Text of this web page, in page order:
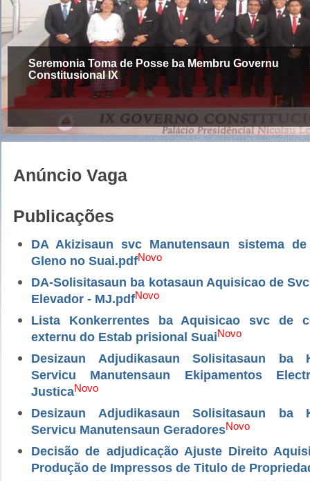
Seremonia Toma de Posse ba Membru Governu
Constitusional IX
Anúncio Vaga
Publicações
DA Akizisaun svc Manutensaun sistema
Gleno no Suai.pdfNovo
DA-Solisitasaun ba kotasaun Aquisicao de
Elevador - MJ.pdfNovo
Lista Konkerrentes ba Aquisicao svc de
externu do Estab prisional SuaiNovo
Desizaun Adjudikasaun Solisitasaun ba
Servicu Manutensaun Ekipamentos
JusticaNovo
Desizaun Adjudikasaun Solisitasaun ba
Servicu Manutensaun GeradoresNovo
Decisão de adjudicação Ajuste Direito
Produção de Impressos de Titulo de